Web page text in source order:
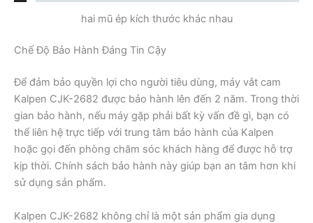
hai mũ ép kích thước khác nhau
Chế Độ Bảo Hành Đáng Tin Cậy
Để đảm bảo quyền lợi cho người tiêu dùng, máy vắt cam
Kalpen CJK-2682 được bảo hành lên đến 2 năm. Trong thời
gian bảo hành, nếu máy gặp phải bất kỳ vấn đề gì, bạn có
thể liên hệ trực tiếp với trung tâm bảo hành của Kalpen
hoặc gọi đến phòng chăm sóc khách hàng để được hỗ trợ
kịp thời. Chính sách bảo hành này giúp bạn an tâm hơn khi
sử dụng sản phẩm.
Kalpen CJK-2682 không chỉ là một sản phẩm gia dụng